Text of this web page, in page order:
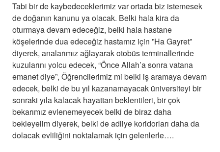
Tabi bir de kaybedeceklerimiz var ortada biz istemesek
de doğanın kanunu ya olacak. Belki hala kira da
oturmaya devam edeceğiz, belki hala hastane
köşelerinde dua edeceğiz hastamız için ”Ha Gayret”
diyerek, analarımız ağlayarak otobüs terminallerinde
kuzularını yolcu edecek, “Önce Allah’a sonra vatana
emanet diye”, Öğrencilerimiz mi belki iş aramaya devam
edecek, belki de bu yıl kazanamayacak üniversiteyi bir
sonraki yıla kalacak hayattan beklentileri, bir çok
bekarımız evlenemeyecek belki de biraz daha
bekleyelim diyerek, belki de adliye koridorları daha da
dolacak evliliğini noktalamak için gelenlerle….